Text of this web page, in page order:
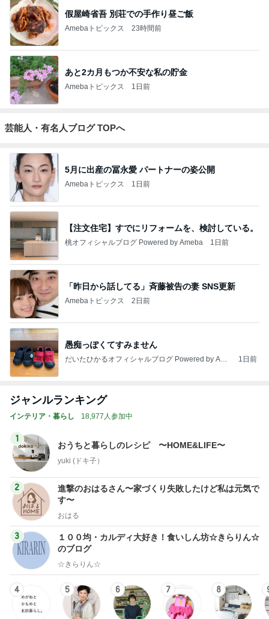
假屋崎省吾 別荘での手作り昼ご飯
Amebaトピックス 23時間前
あと2カ月もつか不安な私の貯金
Amebaトピックス 1日前
芸能人・有名人ブログ TOPへ
5月に出産の冨永愛 パートナーの姿公開
Amebaトピックス 1日前
【注文住宅】すでにリフォームを、検討している。
桃オフィシャルブログ Powered by Ameba 1日前
「昨日から話してる」斉藤被告の妻 SNS更新
Amebaトピックス 2日前
愚痴っぽくてすみません
だいたひかるオフィシャルブログ Powered by Ame
1日前
ジャンルランキング
インテリア・暮らし 18,977人参加中
1
おうちと暮らしのレシピ 〜HOME&LIFE〜
yuki (ドキ子）
2
進撃のおはるさん〜家づくり失敗したけど私は元気で
す〜
おはる
3
１００均・カルディ大好き！食いしん坊☆きらりん☆
のブログ
☆きらりん☆
4 5 6 7 8